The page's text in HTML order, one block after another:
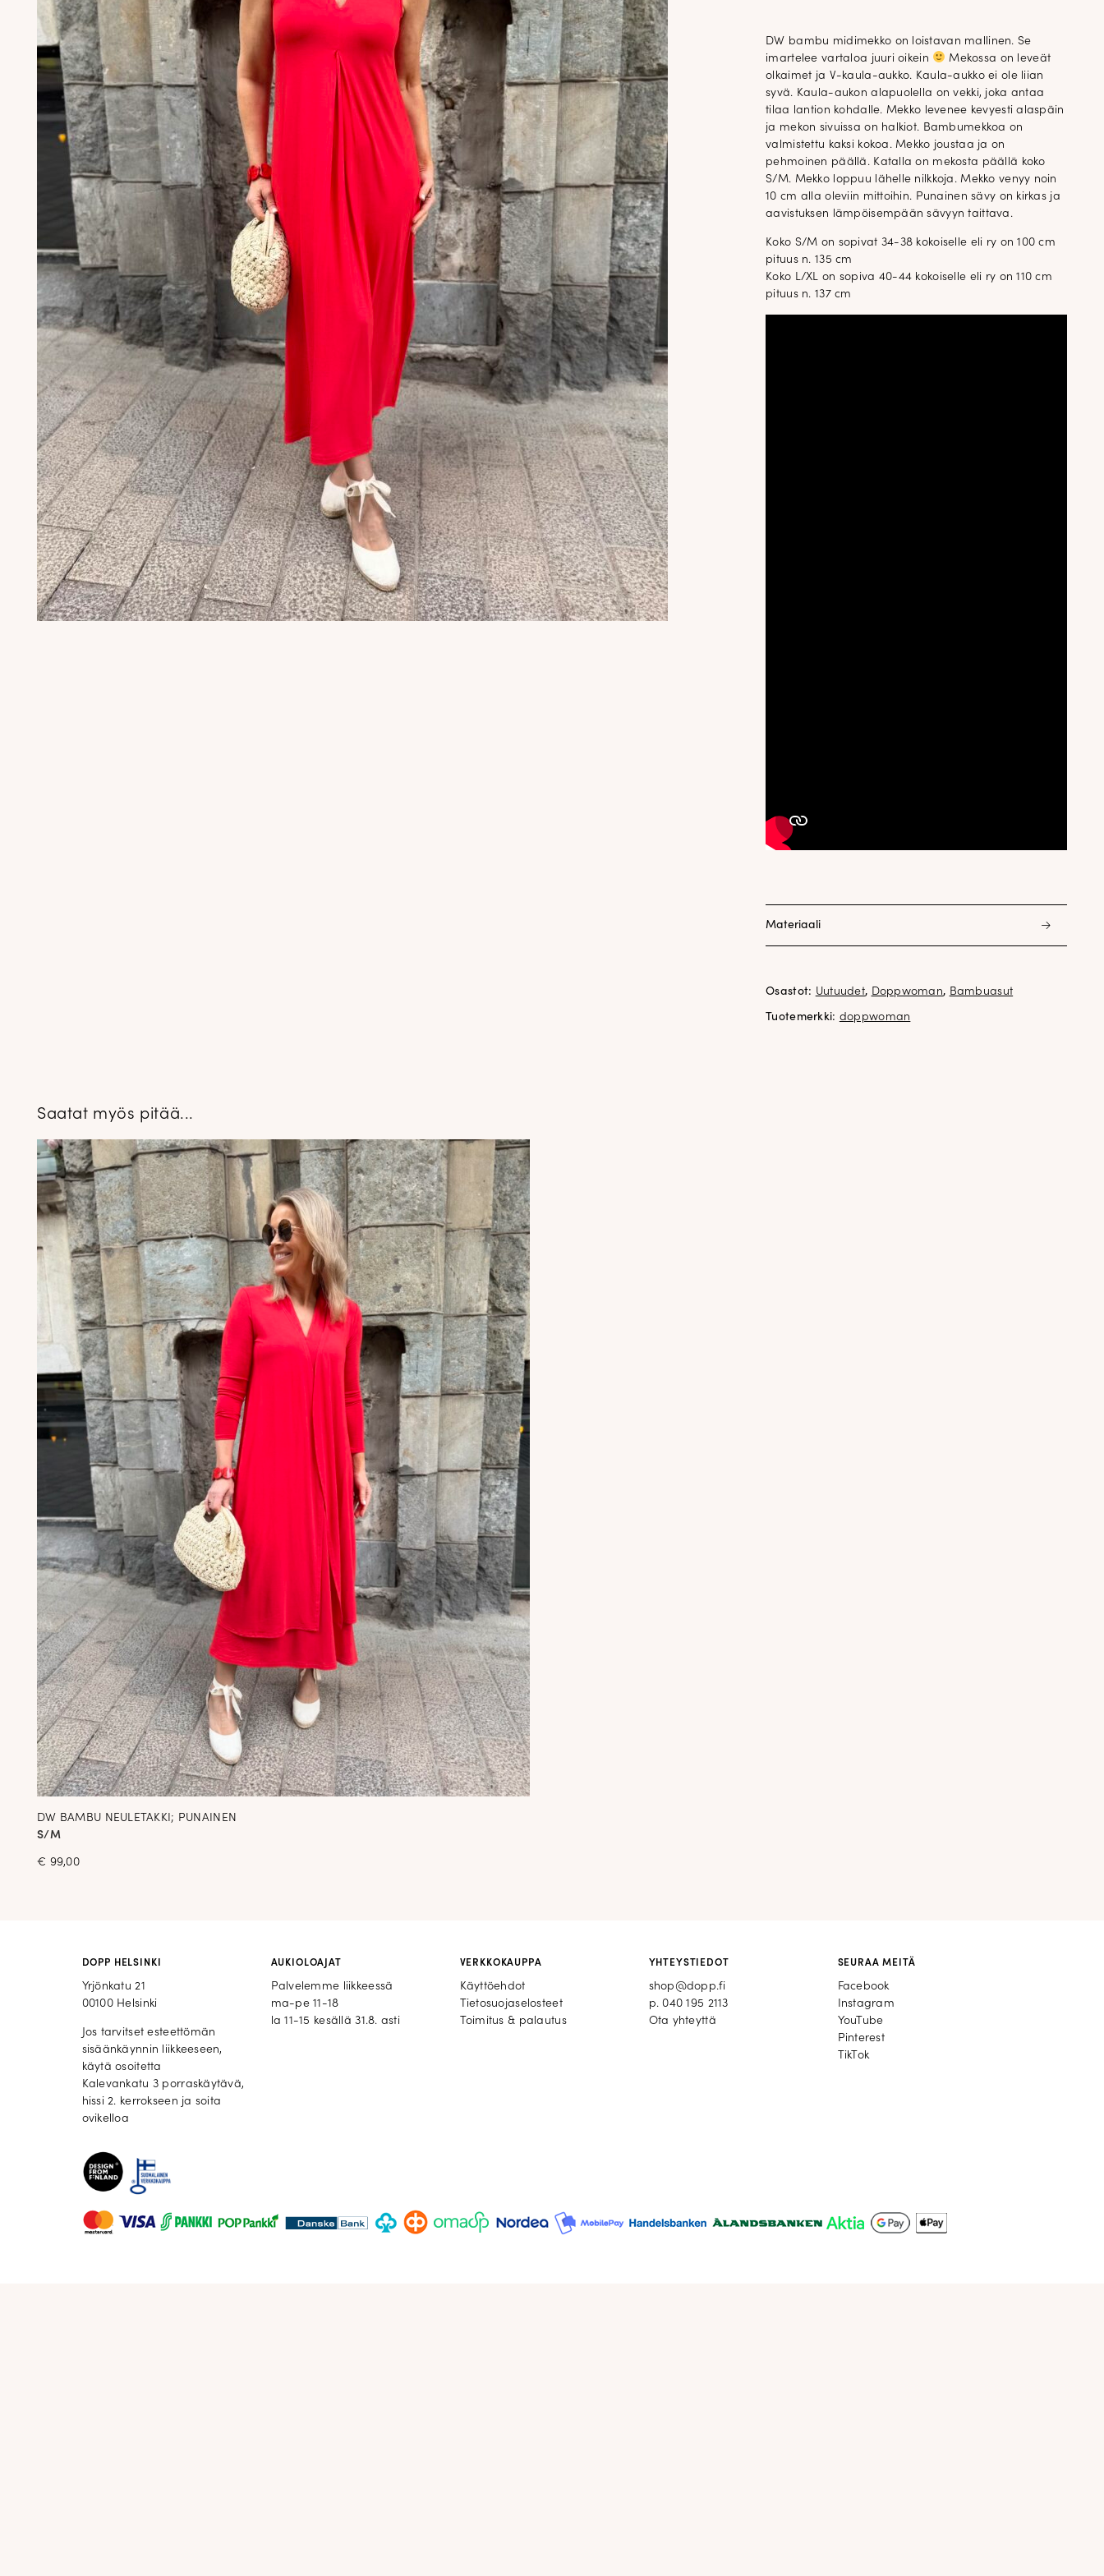
DW bambu midimekko on loistavan mallinen. Se
imartelee vartaloa juuri oikein
Mekossa on leveät
olkaimet ja V-kaula-aukko. Kaula-aukko ei ole liian
syvä. Kaula-aukon alapuolella on vekki, joka antaa
tilaa lantion kohdalle. Mekko levenee kevyesti alaspäin
ja mekon sivuissa on halkiot. Bambumekkoa on
valmistettu kaksi kokoa. Mekko joustaa ja on
pehmoinen päällä. Katalla on mekosta päällä koko
S/M. Mekko loppuu lähelle nilkkoja. Mekko venyy noin
10 cm alla oleviin mittoihin. Punainen sävy on kirkas ja
aavistuksen lämpöisempään sävyyn taittava.
Koko S/M on sopivat 34-38 kokoiselle eli ry on 100 cm
pituus n. 135 cm
Koko L/XL on sopiva 40-44 kokoiselle eli ry on 110 cm
pituus n. 137 cm
Materiaali
Osastot: Uutuudet, Doppwoman, Bambuasut
Tuotemerkki: doppwoman
Saatat myös pitää...
DW BAMBU NEULETAKKI; PUNAINEN
S/M
€ 99,00
DOPP HELSINKI
Yrjönkatu 21
00100 Helsinki
Jos tarvitset esteettömän
sisäänkäynnin liikkeeseen,
käytä osoitetta
Kalevankatu 3 porraskäytävä,
hissi 2. kerrokseen ja soita
ovikelloa
AUKIOLOAJAT
Palvelemme liikkeessä
ma-pe 11-18
la 11-15 kesällä 31.8. asti
VERKKOKAUPPA
Käyttöehdot
Tietosuojaselosteet
Toimitus & palautus
YHTEYSTIEDOT
shop@dopp.fi
p.040 195 2113
Ota yhteyttä
SEURAA MEITÄ
Facebook
Facebook
Instagram
Instagram
YouTube
YouTube
Pinterest
Pinterest
TikTok
TikTok